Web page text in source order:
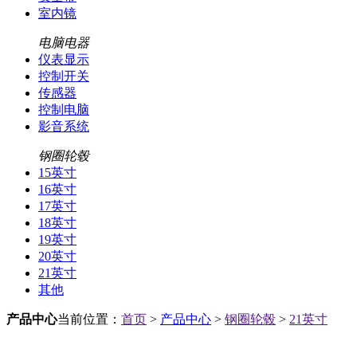
室内镜
电脑电器
仪表显示
控制开关
传感器
控制电脑
影音系统
钢圈轮毂
15英寸
16英寸
17英寸
18英寸
19英寸
20英寸
21英寸
其他
产品中心当前位置： 首页 > 产品中心 > 钢圈轮毂 > 21英寸